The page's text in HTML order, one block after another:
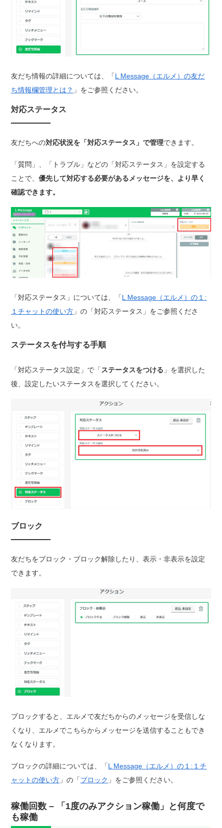
友だち情報の詳細については、「L Message（エルメ）の友だ
ち情報欄管理とは？ 」をご参照ください。
対応ステータス
友だちへの対応状況を「対応ステータス」で管理できます。
「質問」、「トラブル」などの「対応ステータス」を設定する
ことで、優先して対応する必要があるメッセージを、より早く
確認できます。
「対応ステータス」については、「L Message（エルメ）の１:
１チャットの使い方 」の「対応ステータス」をご参照くださ
い。
ステータスを付与する手順
「対応ステータス設定」で「ステータスをつける 」を選択した
後、設定したいステータスを選択してください。
ブロック
友だちをブロック・ブロック解除したり、表示・非表示を設定
できます。
ブロックすると、エルメで友だちからのメッセージを受信しな
くなり、エルメでこちらからメッセージを送信することもでき
なくなります。
ブロックの詳細については、「L Message（エルメ）の１:１チ
ャットの使い方 」の「ブロック 」をご参照ください。
稼働回数 – 「1度のみアクション稼働」と何度で
も稼働